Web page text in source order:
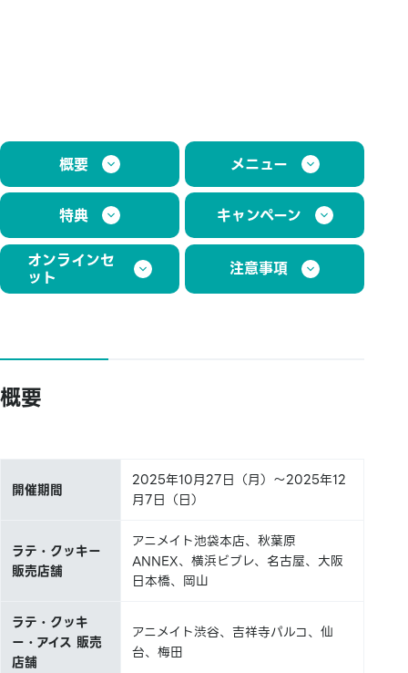
概要 メニュー
特典
キャンペーン
オンラインセ
ット 注意事項
概要
開催期間
2025年10月27日（月）～2025年12
月7日（日）
ラテ・クッキー
販売店舗
アニメイト池袋本店、秋葉原
ANNEX、横浜ビブレ、名古屋、大阪
日本橋、岡山
ラテ・クッキ
ー・アイス 販売
店舗
アニメイト渋谷、吉祥寺パルコ、仙
台、梅田